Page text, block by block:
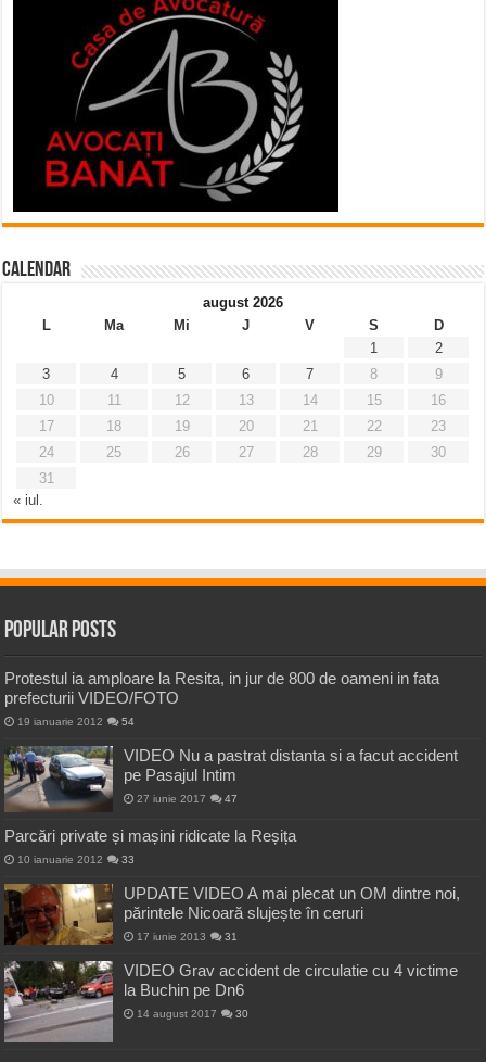
Calendar
august 2026
L
Ma Mi J V S
D
1
2
3
4 5 6 7 8
9
10
11 12 13 14 15
16
17
18 19 20 21 22
23
24
25 26 27 28 29
30
31
« iul.
Popular Posts
Protestul ia amploare la Resita, in jur de 800 de oameni in fata
prefecturii VIDEO/FOTO
19 ianuarie 2012 54
VIDEO Nu a pastrat distanta si a facut accident
pe Pasajul Intim
27 iunie 2017 47
Parcări private și mașini ridicate la Reșița
10 ianuarie 2012 33
UPDATE VIDEO A mai plecat un OM dintre noi,
părintele Nicoară slujește în ceruri
17 iunie 2013 31
VIDEO Grav accident de circulatie cu 4 victime
la Buchin pe Dn6
14 august 2017 30